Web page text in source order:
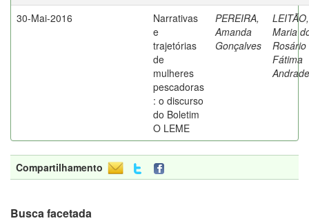
30-Mai-2016
Narrativas
e
trajetórias
de
mulheres
pescadoras
: o discurso
do Boletim
O LEME
PEREIRA,
Amanda
Gonçalves
LEITÃO,
Maria
Rosário
Fátima
Andrade
Compartilhamento
Busca facetada